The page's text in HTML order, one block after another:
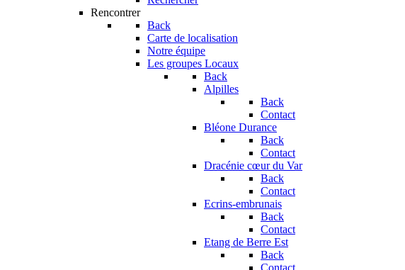
Rencontrer
Back
Carte de localisation
Notre équipe
Les groupes Locaux
Back
Alpilles
Back
Contact
Bléone Durance
Back
Contact
Dracénie cœur du Var
Back
Contact
Ecrins-embrunais
Back
Contact
Etang de Berre Est
Back
Contact